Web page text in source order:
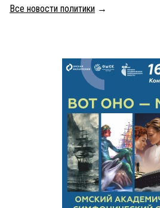
Все новости политики →